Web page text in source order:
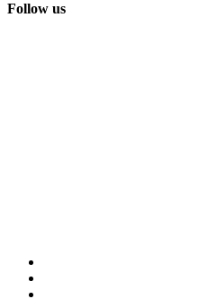
Follow us